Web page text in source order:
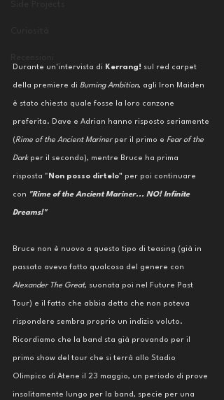
Durante un'intervista di Kerrang! sul red carpet
della premiere di Burning Ambition, agli Iron Maiden
è stato chiesto quale fosse la loro canzone
preferita. Dave e Adrian hanno risposto seriamente
(Rime of the Ancient Mariner per il primo e Fear of the
Dark per il secondo), mentre Bruce ha prima
risposta "Non posso dirtelo" per poi continuare
con "Rime of the Ancient Mariner... NO! Infinite
Dreams!"
Bruce non è nuovo a questo tipo di teasing (già in
passato aveva fatto qualcosa del genere con
Alexander The Great, suonata poi nel Future Past
Tour) e il fatto che abbia detto che non poteva
rispondere sembra proprio un indizio voluto.
Ricordiamo che la band sta già provando per il
primo show del tour che si terrà allo Stadio
Olimpico di Atene il 23 maggio, un periodo di prove
insolitamente lungo per la band, specie per una